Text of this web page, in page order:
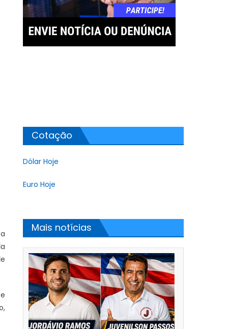
Cotação
Dólar Hoje
Euro Hoje
Mais notícias